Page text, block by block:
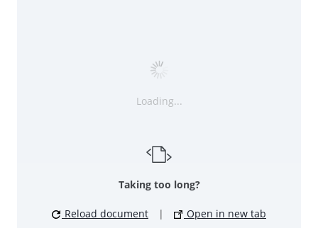
Loading...
Taking too long?
Reload document | Open in new tab